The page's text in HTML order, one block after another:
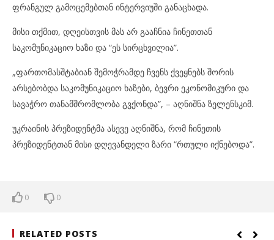
ფრანგულ გამოცემებთან ინტერვიუში განაცხადა.
მისი თქმით, დღეისთვის მას არ გააჩნია ჩინეთთან
საკომუნიკაციო ხაზი და “ეს სირცხვილია”.
„ფართომასშტაბიან შემოჭრამდე ჩვენს ქვეყნებს შორის
არსებობდა საკომუნიკაციო ხაზები, ბევრი ეკონომიკური და
სავაჭრო თანამშრომლობა გვქონდა”, – აღნიშნა ზელენსკიმ.
უკრაინის პრეზიდენტმა ასევე აღნიშნა, რომ ჩინეთის
პრეზიდენტთან მისი დღევანდელი ზარი “რთული იქნებოდა”.
0 0
RELATED POSTS